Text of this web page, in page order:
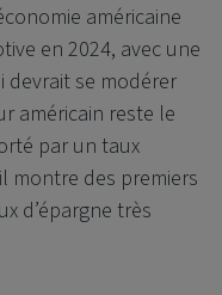
américaine
en 2024, avec une
devrait se modérer
américain reste le
par un taux
montre des premiers
d’épargne très